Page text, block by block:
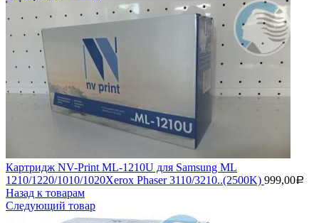
Картридж NV-Print ML-1210U для Samsung ML
1210/1220/1010/1020Xerox Phaser 3110/3210..(2500K) 999,00Р
Назад к товарам
Следующий товар